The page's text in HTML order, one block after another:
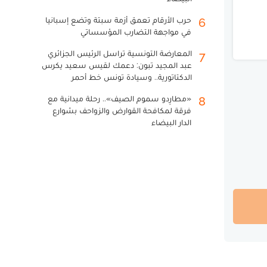
6
حرب الأرقام تعمق أزمة سبتة وتضع إسبانيا
في مواجهة التضارب المؤسساتي
7
المعارضة التونسية تراسل الرئيس الجزائري
عبد المجيد تبون: دعمك لقيس سعيد يكرس
الدكتاتورية.. وسيادة تونس خط أحمر
8
«مطارِدو سموم الصيف».. رحلة ميدانية مع
فرقة لمكافحة القوارض والزواحف بشوارع
الدار البيضاء